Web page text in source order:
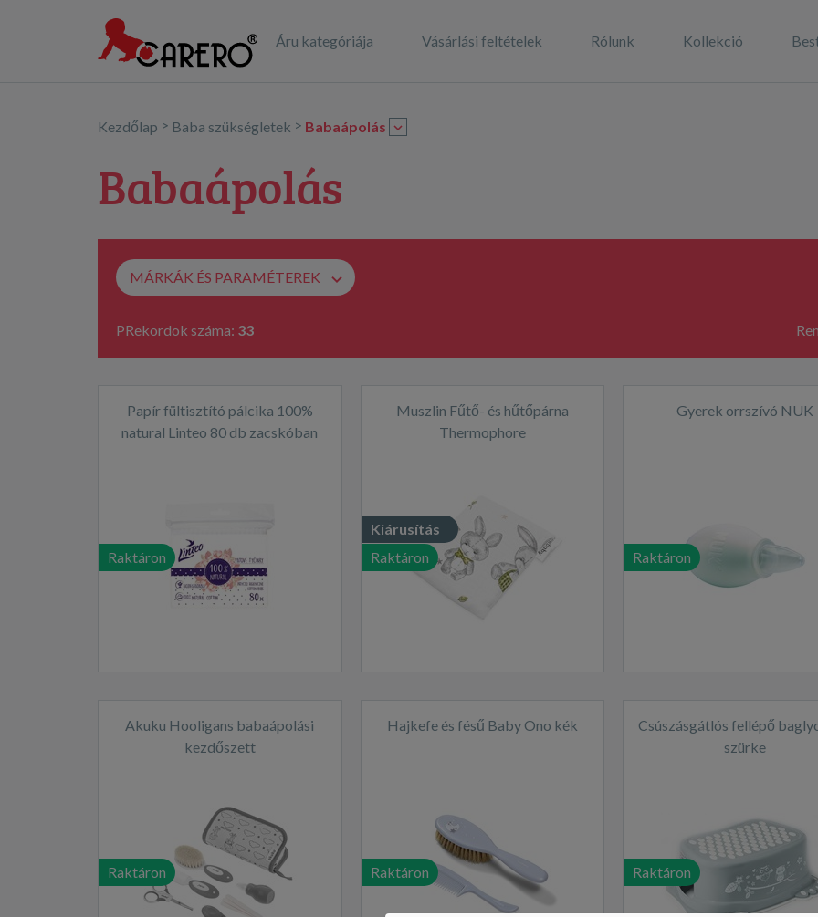
Áru kategóriája Vásárlási feltételek Rólunk Kollekció
Kezdőlap > Baba szükségletek > Babaápolás
Babaápolás
MÁRKÁK ÉS PARAMÉTEREK
PRekordok száma: 33
Papír fültisztító pálcika 100%
natural Linteo 80 db zacskóban
Raktáron
Muszlin Fűtő- és hűtőpárna
Thermophore
Kiárusítás
Raktáron
Gyerek orrszívó NUK
Raktáron
Akuku Hooligans babaápolási
kezdőszett
Raktáron
Hajkefe és fésű Baby Ono kék
Raktáron
Csúszásgátlós fellépő
szürke
Raktáron